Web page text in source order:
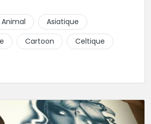
strictes. Du new-school, du old
encore réaliste, Niko, Anthony,
Guest seront adapter vos
uniques et créatifs.
Animal
Asiatique
Cartoon
Celtique